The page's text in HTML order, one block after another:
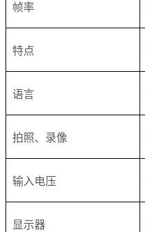
帧率
特点
语言
拍照、录像
输入电压
显示器